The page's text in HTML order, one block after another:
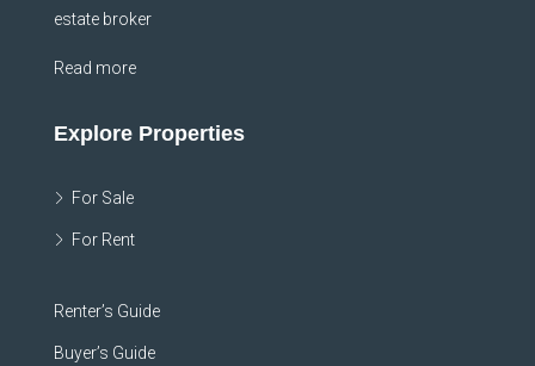
estate broker
Read more
Explore Properties
For Sale
For Rent
Renter’s Guide
Buyer’s Guide